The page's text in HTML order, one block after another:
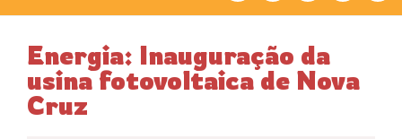
Energia: Inauguração da
usina fotovoltaica de Nova
Cruz